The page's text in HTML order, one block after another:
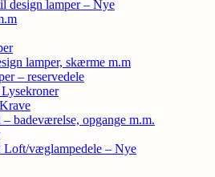
design lamper – Nye
lamper, skærme m.m
– reservedele
badeværelse, opgange m.m.
væglampedele – Nye